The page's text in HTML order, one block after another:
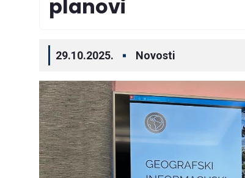
planovi
29.10.2025. Novosti